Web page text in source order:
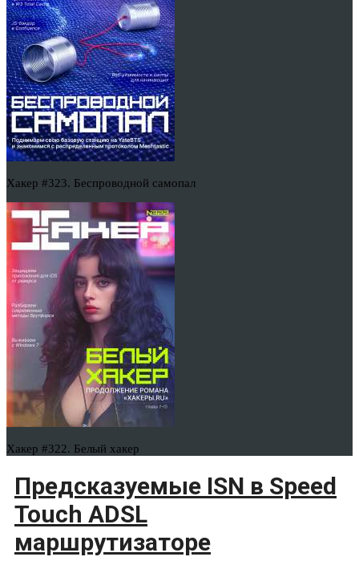
Хакер #323. Беспроводной самопал
Хакер #322. Белый хакер
Предсказуемые ISN в Speed
Touch ADSL
маршрутизаторе